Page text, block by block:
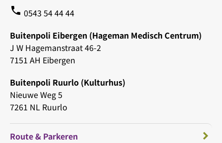
phone 0543 54 44 44
Buitenpoli Eibergen (Hageman Medisch Centrum)
J W Hagemanstraat 46-2
7151 AH Eibergen
Buitenpoli Ruurlo (Kulturhus)
Nieuwe Weg 5
7261 NL Ruurlo
Route & Parkeren